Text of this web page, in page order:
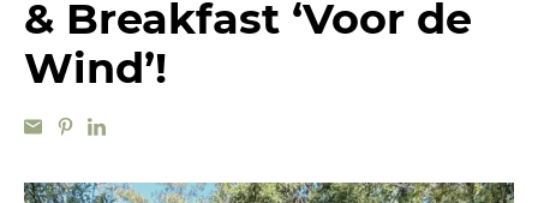
& Breakfast ‘Voor de
Wind’!